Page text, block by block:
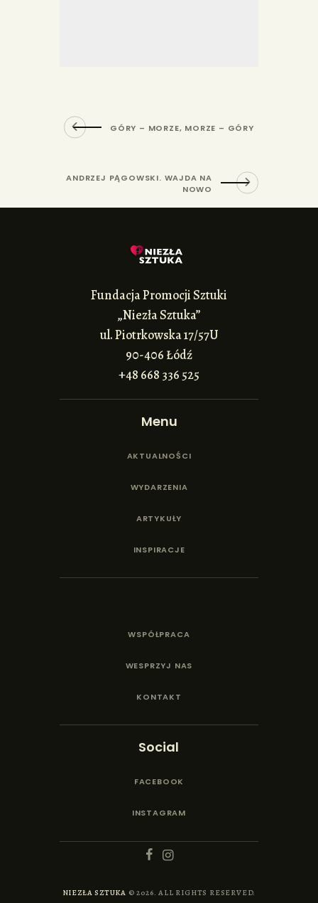
GÓRY – MORZE, MORZE – GÓRY
ANDRZEJ PĄGOWSKI. WAJDA NA
NOWO
Fundacja Promocji Sztuki
„Niezła Sztuka”
ul. Piotrkowska 17/57U
90-406 Łódź
+48 668 336 525
Menu
AKTUALNOŚCI
WYDARZENIA
ARTYKUŁY
INSPIRACJE
WSPÓŁPRACA
WESPRZYJ NAS
KONTAKT
Social
FACEBOOK
INSTAGRAM
NIEZŁA SZTUKA © 2026. ALL RIGHTS RESERVED.